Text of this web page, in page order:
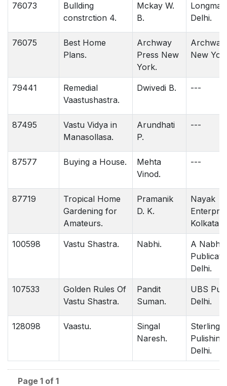
76073
Bullding
constrction 4.
Mckay W.
B.
Delhi.
76075
Best Home
Plans.
Archway
Press New
York.
Archway
New
79441
Remedial
Vaastushastra.
Dwivedi B. ---
87495
Vastu Vidya in
Manasollasa.
Arundhati
P.
---
87577 Buying a House.
Mehta
Vinod.
---
87719
Tropical Home
Gardening for
Amateurs.
Pramanik
D. K.
Nayak
Kolkata.
100598 Vastu Shastra. Nabhi.
A Nabhi
Delhi.
107533
Golden Rules Of
Vastu Shastra.
Pandit
Suman.
UBS
Delhi.
128098 Vaastu.
Singal
Naresh.
Sterling
Delhi.
Page 1 of 1